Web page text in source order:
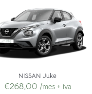
NISSAN Juke
€268,00 /mes + iva